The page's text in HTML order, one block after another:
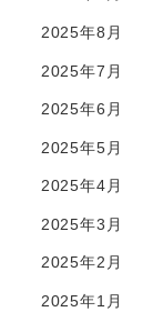
2025年8月
2025年7月
2025年6月
2025年5月
2025年4月
2025年3月
2025年2月
2025年1月